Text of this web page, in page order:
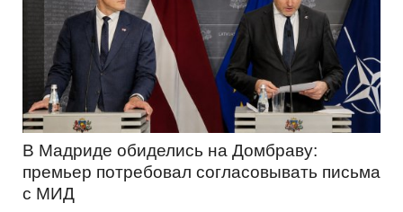
В Мадриде обиделись на Домбраву:
премьер потребовал согласовывать письма
с МИД